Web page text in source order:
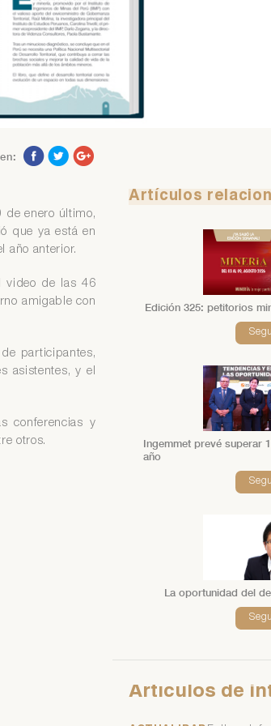
de enero último,
que ya está en
año anterior.
video de las 46
amigable con
participantes,
asistentes, y el
conferencias y
otros.
Artículos
Edición 325: petitorios
Ingemmet prevé superar
año
La oportunidad del
Artículos de
contáctese con el
contáctese con el
4160 anexo 218 o al